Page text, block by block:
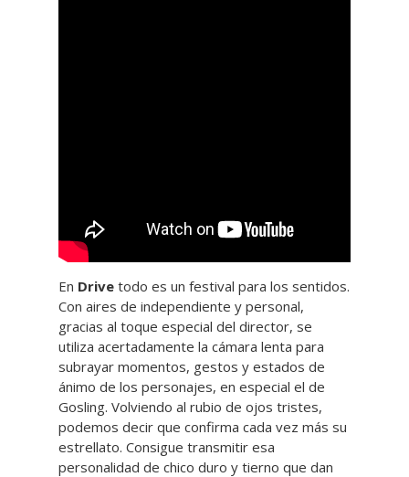
En Drive todo es un festival para los sentidos.
Con aires de independiente y personal,
gracias al toque especial del director, se
utiliza acertadamente la cámara lenta para
subrayar momentos, gestos y estados de
ánimo de los personajes, en especial el de
Gosling. Volviendo al rubio de ojos tristes,
podemos decir que confirma cada vez más su
estrellato. Consigue transmitir esa
personalidad de chico duro y tierno que dan